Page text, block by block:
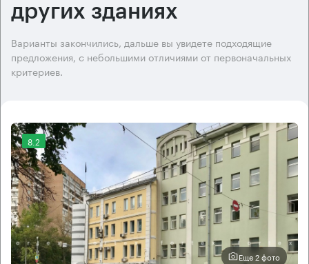
других зданиях
Варианты закончились, дальше вы увидете подходящие
предложения, с небольшими отличиями от первоначальных
критериев.
8.2
Еще 2 фото